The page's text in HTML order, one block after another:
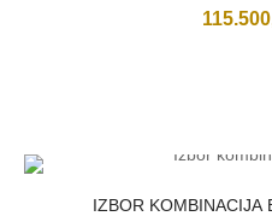
IZBOR KOMBINACIJA